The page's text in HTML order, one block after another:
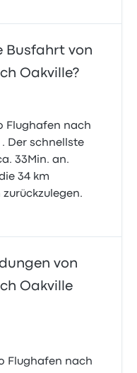
Busfahrt von
Oakville?
Flughafen nach
Der schnellste
33Min. an.
34 km
von
Oakville
Flughafen nach